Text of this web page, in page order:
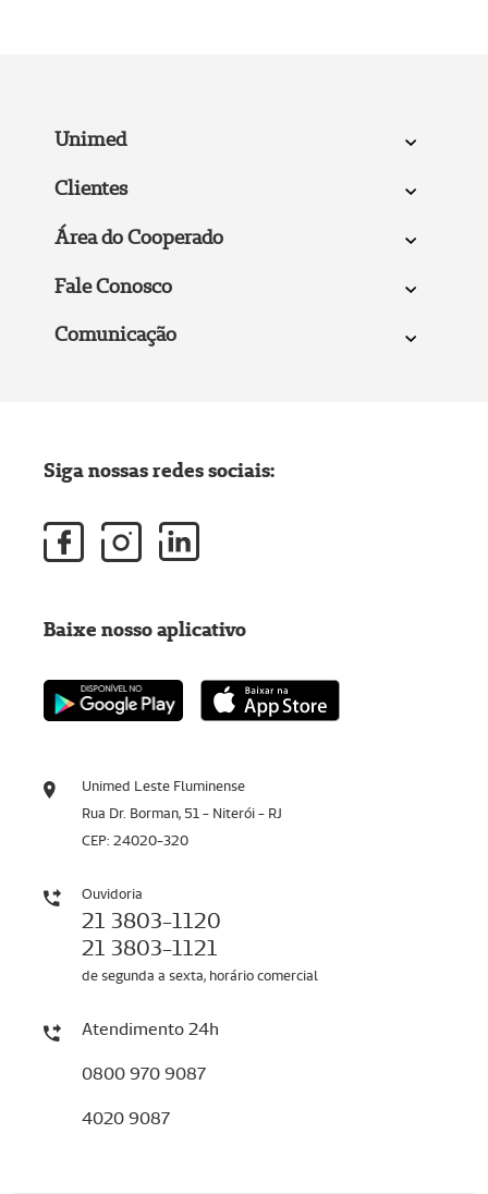
Unimed
Clientes
Área do Cooperado
Fale Conosco
Comunicação
Unimed Leste Fluminense
Rua Dr. Borman, 51 - Niterói - RJ
CEP: 24020-320
Ouvidoria
21 3803-1120
21 3803-1121
de segunda a sexta, horário comercial
Atendimento 24h
0800 970 9087
4020 9087
Siga nossas redes sociais:
Baixe nosso aplicativo